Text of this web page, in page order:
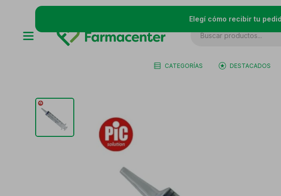
Elegí cómo recibir tu
CATEGORÍAS DESTACADOS